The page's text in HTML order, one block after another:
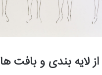
از لایه بندی و بافت ها